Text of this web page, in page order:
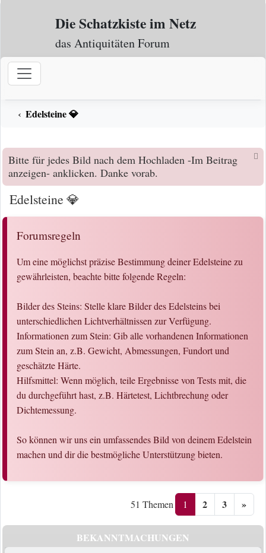
Zum Inhalt
Die Schatzkiste im Netz
das Antiquitäten Forum
Edelsteine 💎
Bitte für jedes Bild nach dem Hochladen -Im Beitrag
anzeigen- anklicken. Danke vorab.
Edelsteine 💎
Forumsregeln
Um eine möglichst präzise Bestimmung deiner Edelsteine zu
gewährleisten, beachte bitte folgende Regeln:
Bilder des Steins: Stelle klare Bilder des Edelsteins bei
unterschiedlichen Lichtverhältnissen zur Verfügung.
Informationen zum Stein: Gib alle vorhandenen Informationen
zum Stein an, z.B. Gewicht, Abmessungen, Fundort und
geschätzte Härte.
Hilfsmittel: Wenn möglich, teile Ergebnisse von Tests mit, die
du durchgeführt hast, z.B. Härtetest, Lichtbrechung oder
Dichtemessung.
So können wir uns ein umfassendes Bild von deinem Edelstein
machen und dir die bestmögliche Unterstützung bieten.
51 Themen 1 2 3 »
BEKANNTMACHUNGEN